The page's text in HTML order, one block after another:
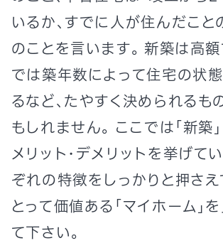
いるか、すでに人が住んだこと
のことを言います。 新築は高額
では築年数によって住宅の状
るなど、たやすく決められるも
もしれません。 ここでは「新築」
メリット・デメリットを挙げて
ぞれの特徴をしっかりと押さえ
とって価値ある「マイホーム」
て下さい。